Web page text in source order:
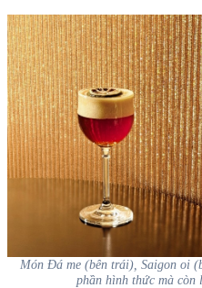
Món Đá me (bên trái), Saigon oi
phần hình thức mà còn